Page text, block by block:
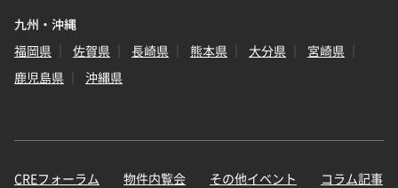
九州・沖縄
福岡県
佐賀県 長崎県 熊本県 大分県
宮崎県
鹿児島県
沖縄県
CREフォーラム 物件内覧会 その他イベント コラム記事